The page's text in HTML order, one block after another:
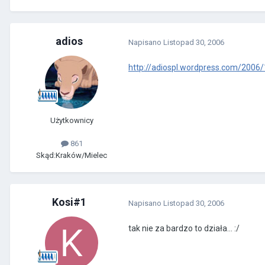
adios
Użytkownicy
861
Skąd:Kraków/Mielec
Napisano Listopad 30, 2006
http://adiospl.wordpress.com/
Kosi#1 Napisano Listopad 30, 2006
tak nie za bardzo to działa... :/